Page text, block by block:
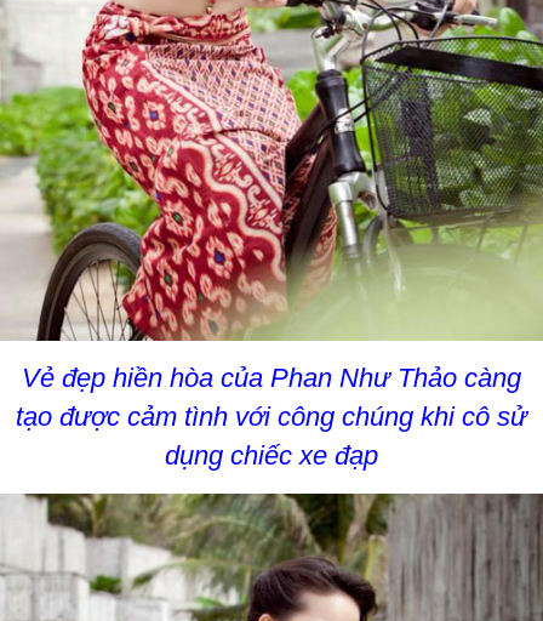
Vẻ đẹp hiền hòa của Phan Như Thảo càng
tạo được cảm tình với công chúng khi cô sử
dụng chiếc xe đạp